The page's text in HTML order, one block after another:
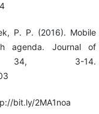
P. P. (2016). Mobile
agenda. Journal of
34, 3-14.
bit.ly/2MA1noa